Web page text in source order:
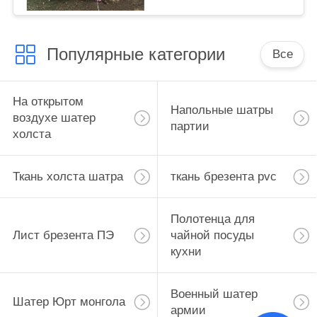
Популярные категории Все
На открытом
воздухе шатер
холста
Напольные шатры
партии
Ткань холста шатра ткань брезента pvc
Лист брезента ПЭ
Полотенца для
чайной посуды
кухни
Шатер Юрт монгола
Военный шатер
армии